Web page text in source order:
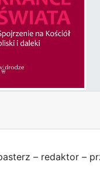
– redaktor –